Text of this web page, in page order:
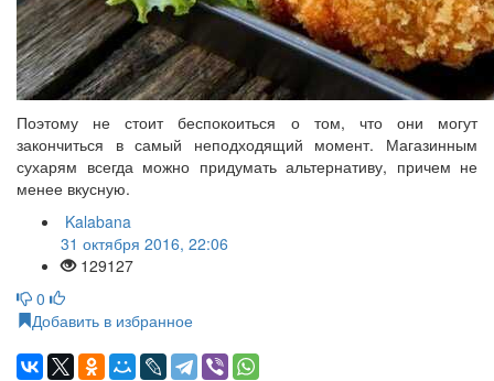
Поэтому не стоит беспокоиться о том, что они могут
закончиться в самый неподходящий момент. Магазинным
сухарям всегда можно придумать альтернативу, причем не
менее вкусную.
Kalabana
31 октября 2016, 22:06
129127
0
Добавить в избранное